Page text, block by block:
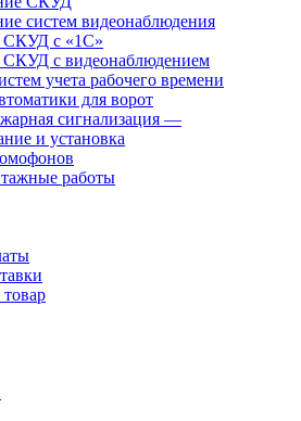
систем видеонаблюдения
СКУД с «1С»
СКУД с видеонаблюдением
учета рабочего времени
для ворот
сигнализация —
и установка
работы